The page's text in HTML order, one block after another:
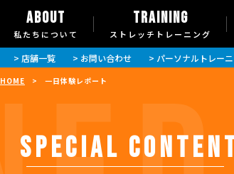
ABOUT
私たちについて
TRAINING
ストレッチトレーニング
> 店舗一覧 > お問い合わせ > パーソナルトレー
HOME > 一日体験レポート
SPECIAL